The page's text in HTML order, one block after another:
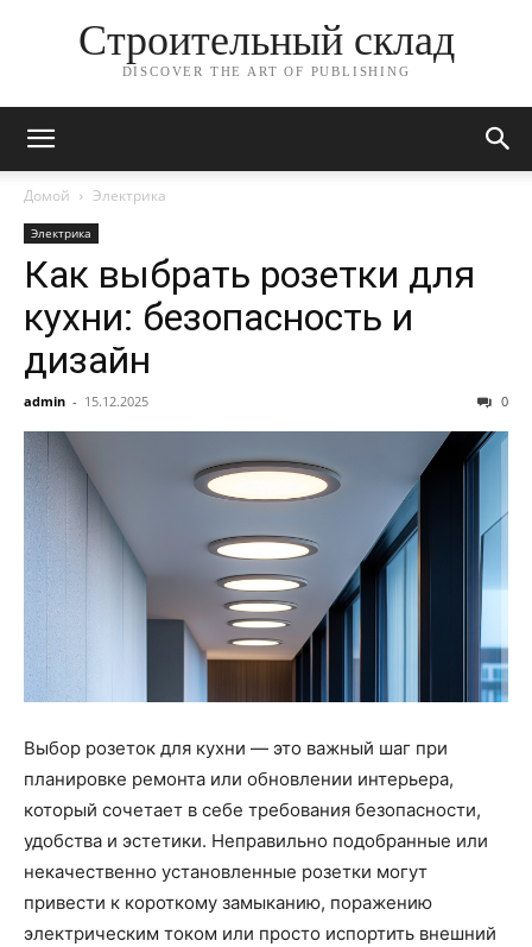
Строительный склад
DISCOVER THE ART OF PUBLISHING
Домой Электрика
Электрика
Как выбрать розетки для
кухни: безопасность и
дизайн
admin - 15.12.2025 0
Выбор розеток для кухни — это важный шаг при
планировке ремонта или обновлении интерьера,
который сочетает в себе требования безопасности,
удобства и эстетики. Неправильно подобранные или
некачественно установленные розетки могут
привести к короткому замыканию, поражению
электрическим током или просто испортить внешний